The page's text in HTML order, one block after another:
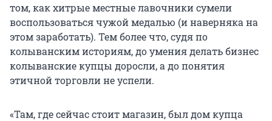
том, как хитрые местные лавочники сумели
воспользоваться чужой медалью (и наверняка на
этом заработать). Тем более что, судя по
колыванским историям, до умения делать бизнес
колыванские купцы доросли, а до понятия
этичной торговли не успели.
«Там, где сейчас стоит магазин, был дом купца